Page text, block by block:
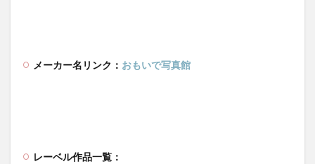
メーカー名リンク： おもいで写真館
レーベル作品一覧：